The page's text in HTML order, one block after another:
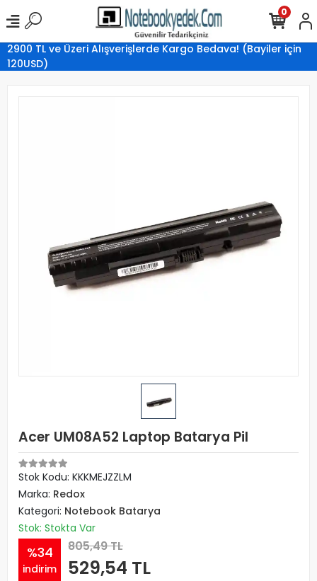
2900 TL ve Üzeri Alışverişlerde Kargo Bedava! (Bayiler için
120USD)
0
Acer UM08A52 Laptop Batarya Pil
Stok Kodu: KKKMEJZZLM
Marka: Redox
Kategori: Notebook Batarya
Stok: Stokta Var
%34
indirim
805,49 TL
529,54 TL